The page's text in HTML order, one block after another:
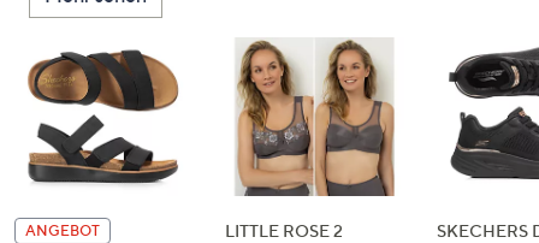
oder
wischen
Sie
Touch-
Geräten
links
ANGEBOT
LITTLE ROSE 2
SKECHERS